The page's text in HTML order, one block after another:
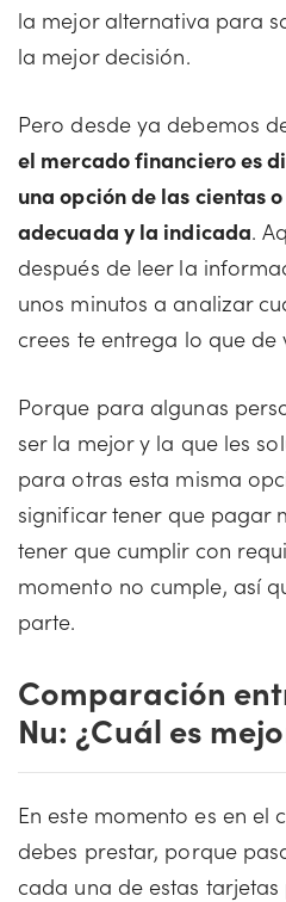
la mejor alternativa para
la mejor decisión.
Pero desde ya debemos
el mercado financiero es
una opción de las cientas
adecuada y la indicada.
después de leer la
unos minutos a analizar
crees te entrega lo que de
Porque para algunas
ser la mejor y la que les
para otras esta misma
significar tener que pagar
tener que cumplir con
momento no cumple, así
parte.
Comparación
Nu: ¿Cuál es
En este momento es en el
debes prestar, porque
cada una de estas